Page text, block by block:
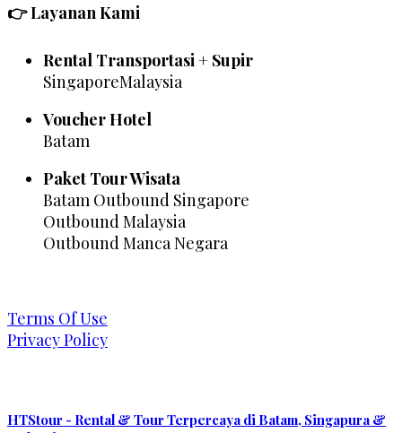
👉 Layanan Kami
Rental Transportasi + Supir
SingaporeMalaysia
Voucher Hotel
Batam
Paket Tour Wisata
Batam Outbound Singapore
Outbound Malaysia
Outbound Manca Negara
Terms Of Use
Privacy Policy
HTStour - Rental & Tour Terpercaya di Batam, Singapura &